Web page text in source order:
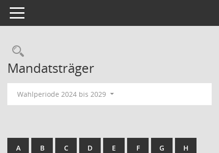
Toggle navigation
Rechercheauswahl
Mandatsträger
Wahlperiode 2024 bis 2029
A B C D E F G H